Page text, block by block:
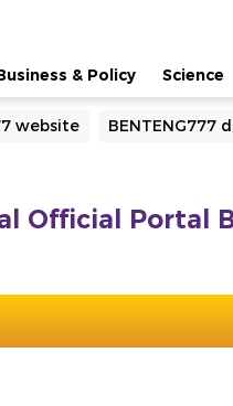
& Policy Science
website BENTENG777
Official